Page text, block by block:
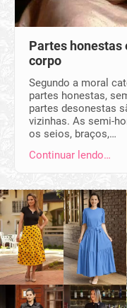
Partes honestas
corpo
Segundo a moral
partes honestas,
partes desonestas
vizinhas. As semi-
os seios, braços,…
Continuar lendo…